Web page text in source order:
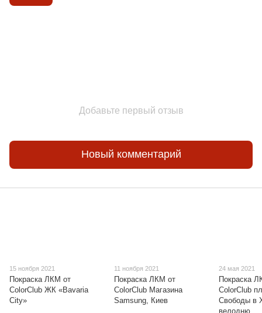
Добавьте первый отзыв
Новый комментарий
15 ноября 2021
Покраска ЛКМ от
ColorClub ЖК «Bavaria
City»
11 ноября 2021
Покраска ЛКМ от
ColorClub Магазина
Samsung, Киев
24 мая 2021
Покраска
ColorClub
Свободы в
велодню